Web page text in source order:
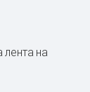
лента на